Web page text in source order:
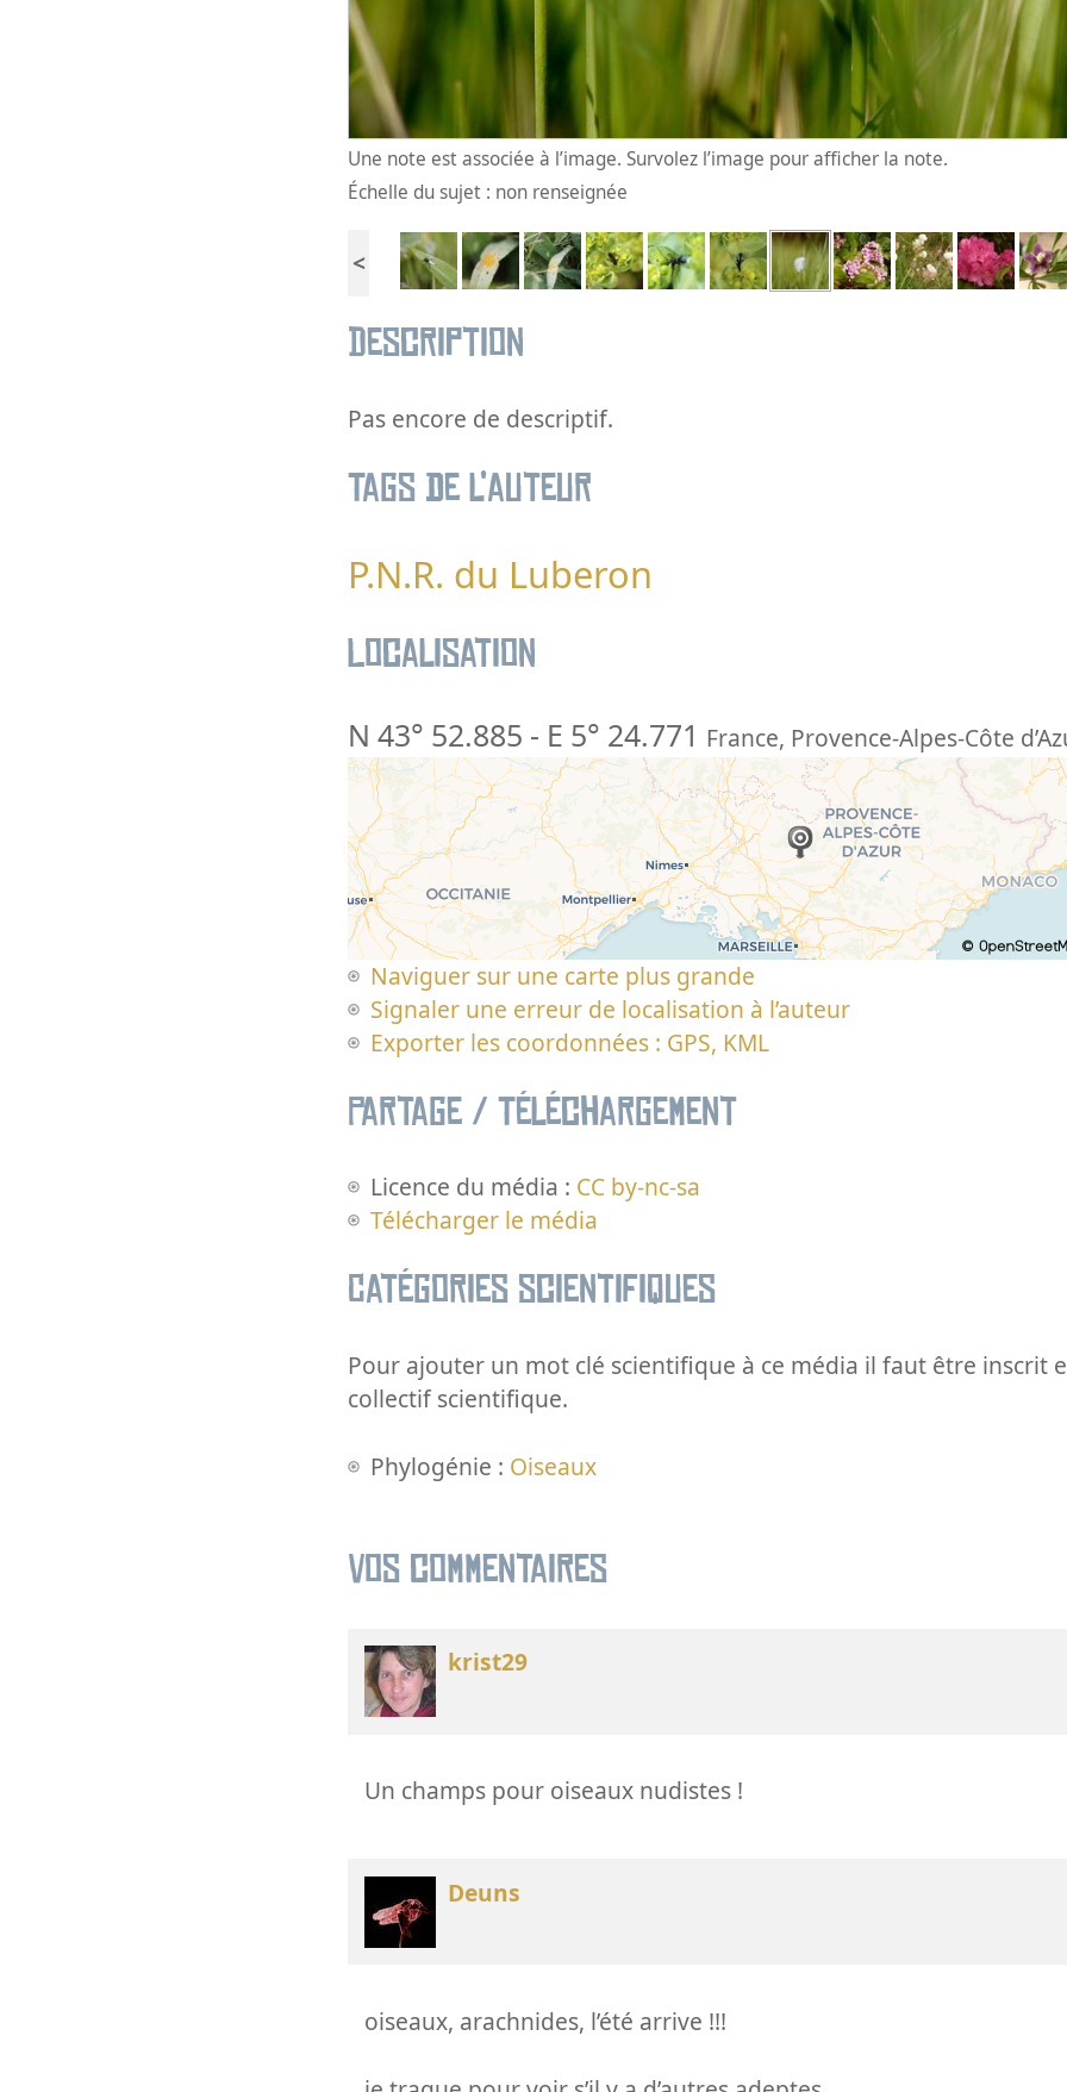
Une note est associée à l’image. Survolez l’image pour afficher la note.
Échelle du sujet : non renseignée
<
Description
Pas encore de descriptif.
Tags de l’auteur
P.N.R. du Luberon
Localisation
N 43° 52.885 - E 5° 24.771 France, Provence-Alpes-Côte
Naviguer sur une carte plus grande
Signaler une erreur de localisation à l’auteur
Exporter les coordonnées : GPS, KML
Partage / Téléchargement
Licence du média : CC by-nc-sa
Télécharger le média
Catégories scientifiques
Pour ajouter un mot clé scientifique à ce média il faut être inscrit
collectif scientifique.
Phylogénie : Oiseaux
Vos commentaires
krist29
Un champs pour oiseaux nudistes !
Deuns
oiseaux, arachnides, l’été arrive !!!